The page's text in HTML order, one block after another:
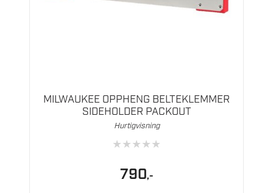
MILWAUKEE OPPHENG BELTEKLEMMER
SIDEHOLDER PACKOUT
Hurtigvisning
★★★★★
790,-